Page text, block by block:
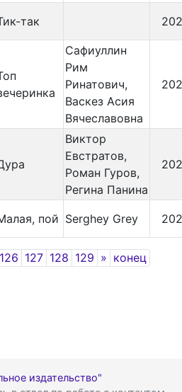
так
Сафиуллин
Рим
Ринатович,
Васкез Асия
Вячеславовна
Виктор
Евстратов,
Роман Гуров,
Регина Панина
пой Serghey Grey
126 127 128 129 » Next
конец
издательство"